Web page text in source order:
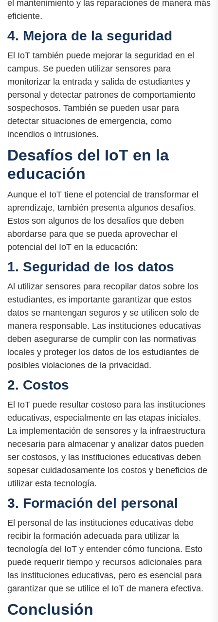
el mantenimiento y las reparaciones de manera más
eficiente.
4. Mejora de la seguridad
El IoT también puede mejorar la seguridad en el
campus. Se pueden utilizar sensores para
monitorizar la entrada y salida de estudiantes y
personal y detectar patrones de comportamiento
sospechosos. También se pueden usar para
detectar situaciones de emergencia, como
incendios o intrusiones.
Desafíos del IoT en la
educación
Aunque el IoT tiene el potencial de transformar el
aprendizaje, también presenta algunos desafíos.
Estos son algunos de los desafíos que deben
abordarse para que se pueda aprovechar el
potencial del IoT en la educación:
1. Seguridad de los datos
Al utilizar sensores para recopilar datos sobre los
estudiantes, es importante garantizar que estos
datos se mantengan seguros y se utilicen solo de
manera responsable. Las instituciones educativas
deben asegurarse de cumplir con las normativas
locales y proteger los datos de los estudiantes de
posibles violaciones de la privacidad.
2. Costos
El IoT puede resultar costoso para las instituciones
educativas, especialmente en las etapas iniciales.
La implementación de sensores y la infraestructura
necesaria para almacenar y analizar datos pueden
ser costosos, y las instituciones educativas deben
sopesar cuidadosamente los costos y beneficios de
utilizar esta tecnología.
3. Formación del personal
El personal de las instituciones educativas debe
recibir la formación adecuada para utilizar la
tecnología del IoT y entender cómo funciona. Esto
puede requerir tiempo y recursos adicionales para
las instituciones educativas, pero es esencial para
garantizar que se utilice el IoT de manera efectiva.
Conclusión